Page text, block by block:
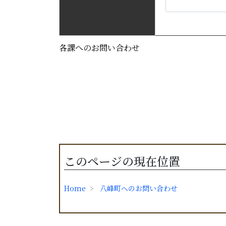
各課へのお問い合わせ
このページの現在位置
Home 八峰町へのお問い合わせ